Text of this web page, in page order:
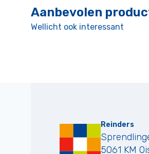
Aanbevolen
Wellicht ook interessant
Reinders
5061 KM